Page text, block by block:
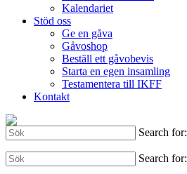
Kalendariet
Stöd oss
Ge en gåva
Gåvoshop
Beställ ett gåvobevis
Starta en egen insamling
Testamentera till IKFF
Kontakt
Search for:
Search for: